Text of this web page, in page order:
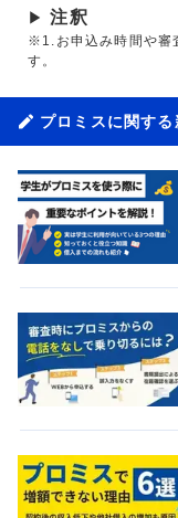
▶ 注釈
※1.お申込み時間や審
す。
プロミスに関す